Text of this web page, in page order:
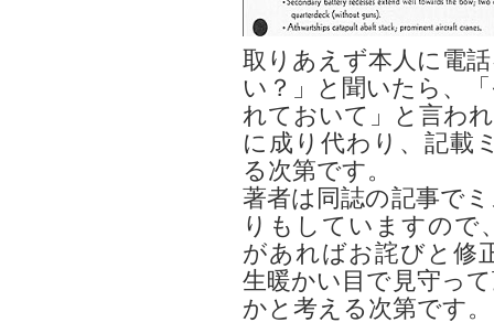
取りあえず本人に電
い？」と聞いたら、
れておいて」と言わ
に成り代わり、記載
る次第です。
著者は同誌の記事で
りもしていますので
があればお詫びと修
生暖かい目で見守っ
かと考える次第です。